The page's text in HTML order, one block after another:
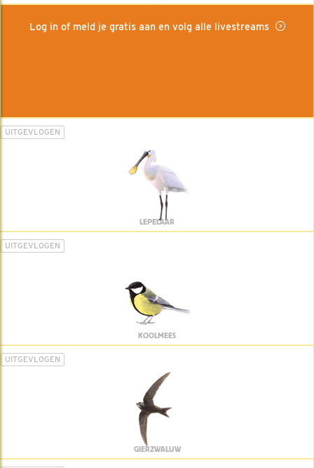
Log in of meld je gratis aan en volg alle livestreams
UITGEVLOGEN
LEPELAAR
UITGEVLOGEN
KOOLMEES
UITGEVLOGEN
GIERZWALUW